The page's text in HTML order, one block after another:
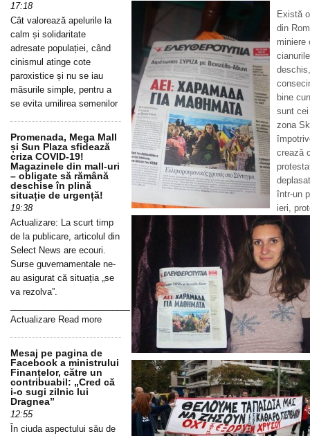
Există
din
miniere
bine
sunt
zona
crează
într-un
ieri,
17:18
Cât valorează apelurile la
calm și solidaritate
adresate populației, când
cinismul atinge cote
paroxistice și nu se iau
măsurile simple, pentru a
se evita umilirea semenilor
Promenada, Mega Mall
și Sun Plaza sfidează
criza COVID-19!
Magazinele din mall-uri
– obligate să rămână
deschise în plină
situație de urgență!
19:38
Actualizare: La scurt timp
de la publicare, articolul din
Select News are ecouri.
Surse guvernamentale ne-
au asigurat că situația „se
va rezolva”.
Actualizare Read more
Mesaj pe pagina de
Facebook a ministrului
Finanțelor, către un
contribuabil: „Cred că
i-o sugi zilnic lui
Dragnea”
12:55
În ciuda aspectului său de